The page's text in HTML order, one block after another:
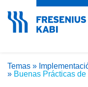
Email*
Recordarme
Temas »
» Buenas Prácticas